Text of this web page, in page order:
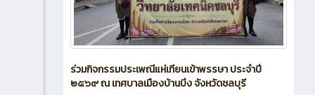
ร่วมกิจกรรมประเพณีแห่เทียนเข้าพรรษา ประจำปี
๒๕๖๙ ณ เทศบาลเมืองบ้านบึง จังหวัดชลบุรี